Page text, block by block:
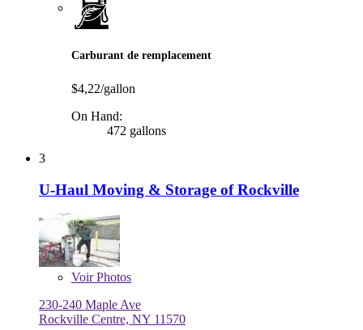
Carburant de remplacement
$4,22/gallon
On Hand:
472 gallons
3
U-Haul Moving & Storage of Rockville
VoirPhotos
230-240 Maple Ave
Rockville Centre, NY 11570